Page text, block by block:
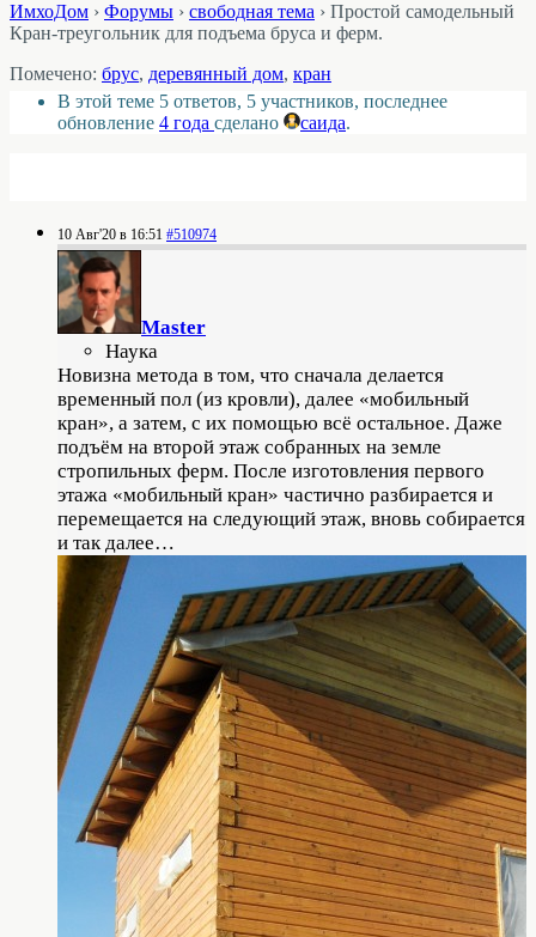
ИмхоДом › Форумы › свободная тема › Простой самодельный
Кран-треугольник для подъема бруса и ферм.
Помечено: брус, деревянный дом, кран
В этой теме 5 ответов, 5 участников, последнее
обновление 4 года сделано саида.
10 Авг'20 в 16:51 #510974
Master
Наука
Новизна метода в том, что сначала делается
временный пол (из кровли), далее «мобильный
кран», а затем, с их помощью всё остальное. Даже
подъём на второй этаж собранных на земле
стропильных ферм. После изготовления первого
этажа «мобильный кран» частично разбирается и
перемещается на следующий этаж, вновь собирается
и так далее…